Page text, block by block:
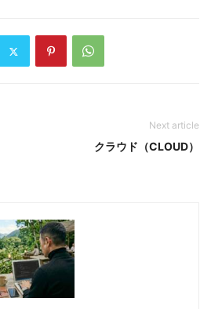
Next article
クラウド（CLOUD）